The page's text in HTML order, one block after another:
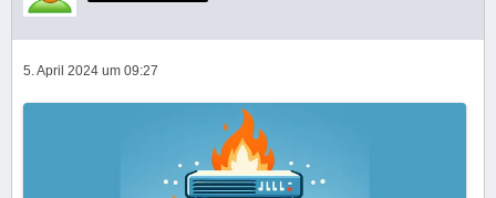
5. April 2024 um 09:27